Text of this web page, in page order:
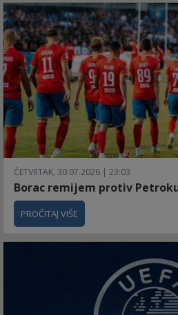
ČETVRTAK, 30.07.2026 | 23:03
Borac remijem protiv
PROČITAJ VIŠE